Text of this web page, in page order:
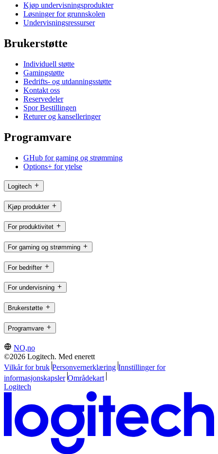
Kjøp undervisningsprodukter
Løsninger for grunnskolen
Undervisningsressurser
Brukerstøtte
Individuell støtte
Gamingstøtte
Bedrifts- og utdanningsstøtte
Kontakt oss
Reservedeler
Spor Bestillingen
Returer og kanselleringer
Programvare
GHub for gaming og strømming
Options+ for ytelse
Logitech
Kjøp produkter
For produktivitet
For gaming og strømming
For bedrifter
For undervisning
Brukerstøtte
Programvare
NO,no
©2026 Logitech. Med enerett
Vilkår for bruk Personvernerklæring Innstillinger for
informasjonskapsler Områdekart
Logitech